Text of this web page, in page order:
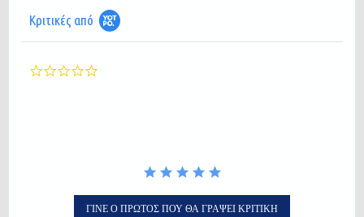
Κριτικές από
ΓΊΝΕ Ο ΠΡΏΤΟΣ ΠΟΥ ΘΑ ΓΡΆΨΕΙ ΚΡΙΤΙΚΉ